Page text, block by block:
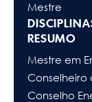
Mestre
RESUMO
Mestre em
Conselheiro
Conselho